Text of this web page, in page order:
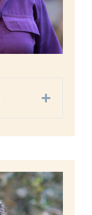
Expand